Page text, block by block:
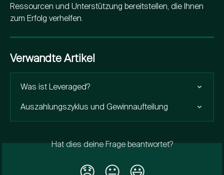
Ressourcen und Unterstützung bereitstellen, die Ihnen
zum Erfolg verhelfen.
Verwandte Artikel
Was ist Leveraged?
Auszahlungszyklus und Gewinnaufteilung
Hat dies deine Frage beantwortet?